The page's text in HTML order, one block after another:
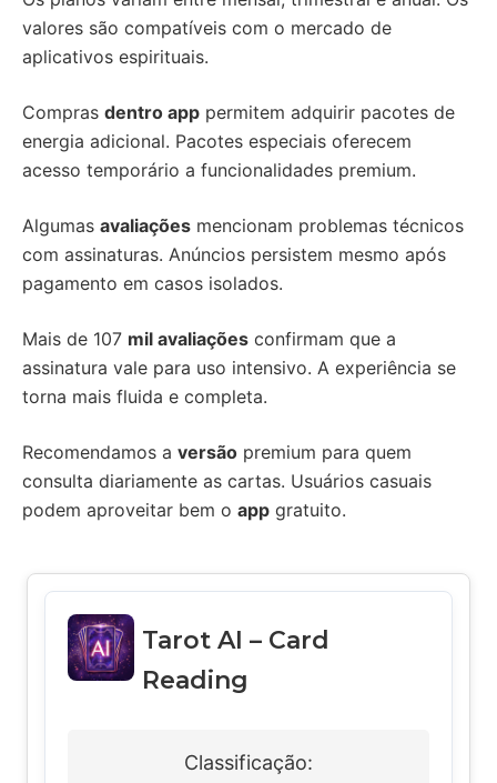
valores são compatíveis com o mercado de
aplicativos espirituais.
Compras dentro app permitem adquirir pacotes de
energia adicional. Pacotes especiais oferecem
acesso temporário a funcionalidades premium.
Algumas avaliações mencionam problemas técnicos
com assinaturas. Anúncios persistem mesmo após
pagamento em casos isolados.
Mais de 107 mil avaliações confirmam que a
assinatura vale para uso intensivo. A experiência se
torna mais fluida e completa.
Recomendamos a versão premium para quem
consulta diariamente as cartas. Usuários casuais
podem aproveitar bem o app gratuito.
Tarot AI – Card
Reading
Classificação: